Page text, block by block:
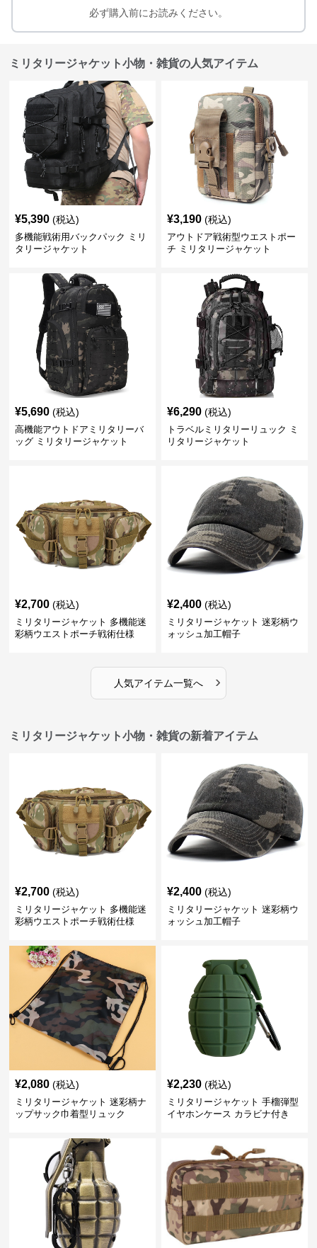
必ず購入前にお読みください。
ミリタリージャケット小物・雑貨の人気アイテム
¥5,390 (税込)
多機能戦術用バックパック ミリ
タリージャケット
¥3,190 (税込)
アウトドア戦術型ウエストポー
チ ミリタリージャケット
¥5,690 (税込)
高機能アウトドアミリタリーバ
ッグ ミリタリージャケット
¥6,290 (税込)
トラベルミリタリーリュック ミ
リタリージャケット
¥2,700 (税込)
ミリタリージャケット 多機能迷
彩柄ウエストポーチ戦術仕様
¥2,400 (税込)
ミリタリージャケット 迷彩柄ウ
ォッシュ加工帽子
人気アイテム一覧へ ›
ミリタリージャケット小物・雑貨の新着アイテム
¥2,700 (税込)
ミリタリージャケット 多機能迷
彩柄ウエストポーチ戦術仕様
¥2,400 (税込)
ミリタリージャケット 迷彩柄ウ
ォッシュ加工帽子
¥2,080 (税込)
ミリタリージャケット 迷彩柄ナ
ップサック巾着型リュック
¥2,230 (税込)
ミリタリージャケット 手榴弾型
イヤホンケース カラビナ付き